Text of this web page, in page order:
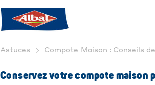
Astuces Compote Maison : Conseils
Conservez votre compote maison